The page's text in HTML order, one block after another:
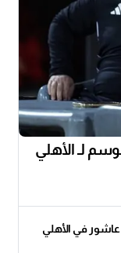
لـ الأهلي
عاشور في الأهلي